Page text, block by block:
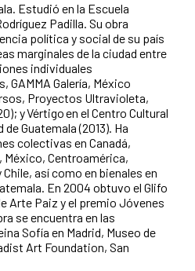
Estudió en la Escuela
Padilla. Su obra
política y social de su país
marginales de la ciudad entre
individuales
GAMMA Galería, México
Proyectos Ultravioleta,
y Vértigo en el Centro Cultural
Guatemala (2013). Ha
colectivas en Canadá,
Centroamérica,
así como en bienales en
En 2004 obtuvo el Glifo
Arte Paiz y el premio Jóvenes
se encuentra en las
Sofía en Madrid, Museo de
Art Foundation, San